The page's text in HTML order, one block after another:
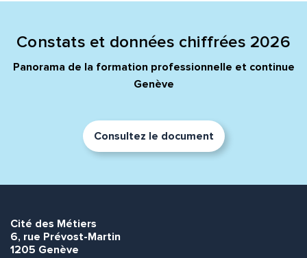
Constats et données chiffrées 2026
Panorama de la formation professionnelle et continue
Genève
Consultez le document
Cité des Métiers
6, rue Prévost-Martin
1205 Genève